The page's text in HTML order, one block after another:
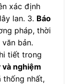
xác định
lan. 3. Báo
pháp, thời
bản.
tiết trong
và nghiệm
nhất,